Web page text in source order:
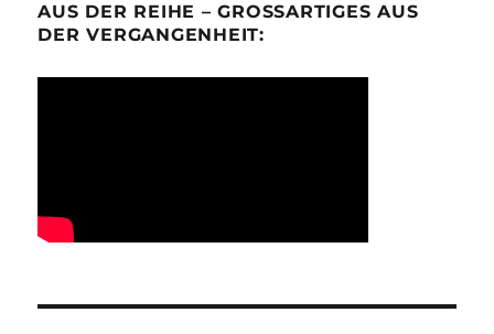
AUS DER REIHE – GROSSARTIGES AUS D
ER VERGANGENHEIT: